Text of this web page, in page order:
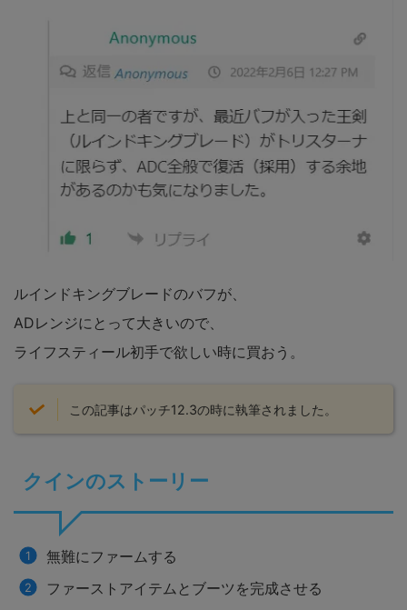
ルインドキングブレードのバフが、
ADレンジにとって大きいので、
ライフスティール初手で欲しい時に買おう。
この記事はパッチ12.3の時に執筆されました。
クインのストーリー
無難にファームする
ファーストアイテムとブーツを完成させる